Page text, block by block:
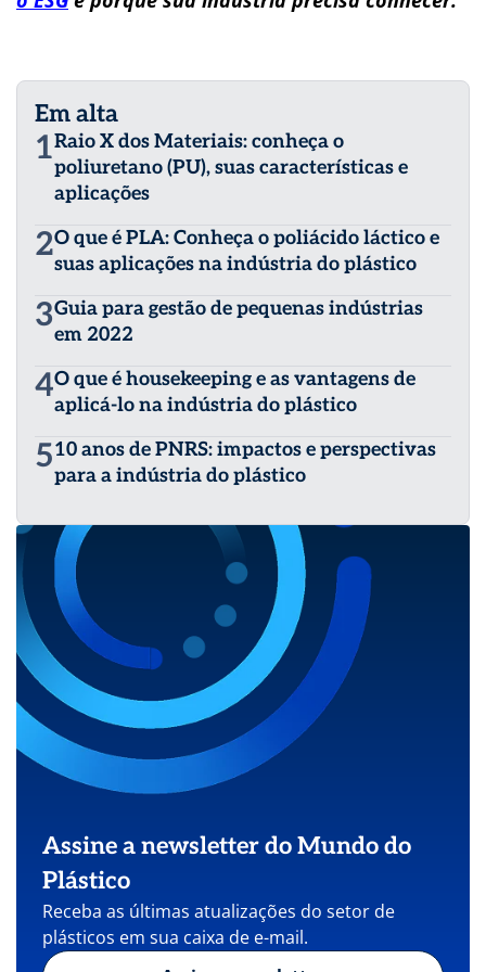
Em alta
1Raio X dos Materiais: conheça o
poliuretano (PU), suas características e
aplicações
2O que é PLA: Conheça o poliácido láctico e
suas aplicações na indústria do plástico
3Guia para gestão de pequenas indústrias
em 2022
4O que é housekeeping e as vantagens de
aplicá-lo na indústria do plástico
510 anos de PNRS: impactos e perspectivas
para a indústria do plástico
Assine a newsletter do Mundo do
Plástico
Receba as últimas atualizações do setor de
plásticos em sua caixa de e-mail.